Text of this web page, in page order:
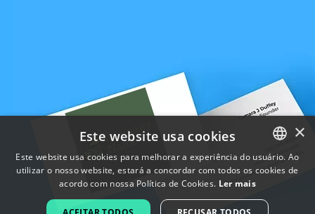
ENGLISH
FRENCH
×
Este website usa cookies
Este website usa cookies para melhorar a experiência do usuário. Ao
utilizar o nosso website, estará a concordar com todos os cookies de
acordo com nossa Política de Cookies. Ler mais